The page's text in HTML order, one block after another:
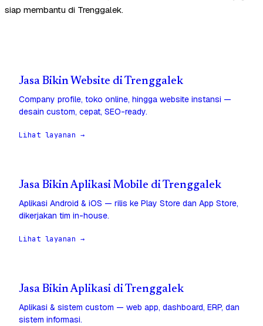
siap membantu di Trenggalek.
Jasa Bikin Website di Trenggalek
Company profile, toko online, hingga website instansi —
desain custom, cepat, SEO-ready.
Lihat layanan →
Jasa Bikin Aplikasi Mobile di Trenggalek
Aplikasi Android & iOS — rilis ke Play Store dan App Store,
dikerjakan tim in-house.
Lihat layanan →
Jasa Bikin Aplikasi di Trenggalek
Aplikasi & sistem custom — web app, dashboard, ERP, dan
sistem informasi.